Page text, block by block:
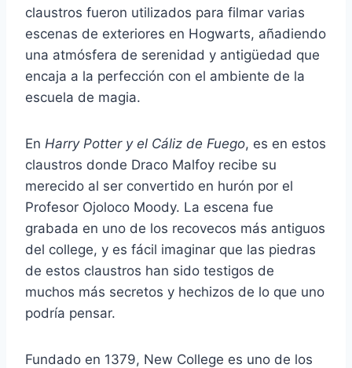
claustros fueron utilizados para filmar varias
escenas de exteriores en Hogwarts, añadiendo
una atmósfera de serenidad y antigüedad que
encaja a la perfección con el ambiente de la
escuela de magia.
En Harry Potter y el Cáliz de Fuego, es en estos
claustros donde Draco Malfoy recibe su
merecido al ser convertido en hurón por el
Profesor Ojoloco Moody. La escena fue
grabada en uno de los recovecos más antiguos
del college, y es fácil imaginar que las piedras
de estos claustros han sido testigos de
muchos más secretos y hechizos de lo que uno
podría pensar.
Fundado en 1379, New College es uno de los